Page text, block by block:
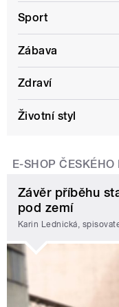
Sport
Zábava
Zdraví
Životní styl
E-SHOP ČESKÉHO
Závěr příběhu
pod zemí
Karin Lednická,